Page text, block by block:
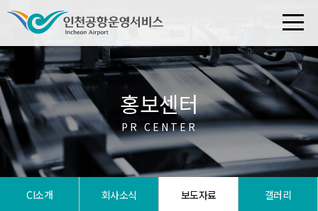
CI소개 회사소식 보도자료 갤러리
홍보센터
PR CENTER